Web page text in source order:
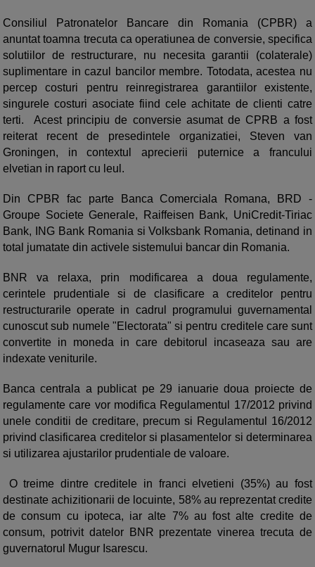
Consiliul Patronatelor Bancare din Romania (CPBR) a
anuntat toamna trecuta ca operatiunea de conversie, specifica
solutiilor de restructurare, nu necesita garantii (colaterale)
suplimentare in cazul bancilor membre. Totodata, acestea nu
percep costuri pentru reinregistrarea garantiilor existente,
singurele costuri asociate fiind cele achitate de clienti catre
terti. Acest principiu de conversie asumat de CPRB a fost
reiterat recent de presedintele organizatiei, Steven van
Groningen, in contextul aprecierii puternice a francului
elvetian in raport cu leul.
Din CPBR fac parte Banca Comerciala Romana, BRD ‐
Groupe Societe Generale, Raiffeisen Bank, UniCredit‐Tiriac
Bank, ING Bank Romania si Volksbank Romania, detinand in
total jumatate din activele sistemului bancar din Romania.
BNR va relaxa, prin modificarea a doua regulamente,
cerintele prudentiale si de clasificare a creditelor pentru
restructurarile operate in cadrul programului guvernamental
cunoscut sub numele "Electorata" si pentru creditele care sunt
convertite in moneda in care debitorul incaseaza sau are
indexate veniturile.
Banca centrala a publicat pe 29 ianuarie doua proiecte de
regulamente care vor modifica Regulamentul 17/2012 privind
unele conditii de creditare, precum si Regulamentul 16/2012
privind clasificarea creditelor si plasamentelor si determinarea
si utilizarea ajustarilor prudentiale de valoare.
O treime dintre creditele in franci elvetieni (35%) au fost
destinate achizitionarii de locuinte, 58% au reprezentat credite
de consum cu ipoteca, iar alte 7% au fost alte credite de
consum, potrivit datelor BNR prezentate vinerea trecuta de
guvernatorul Mugur Isarescu.